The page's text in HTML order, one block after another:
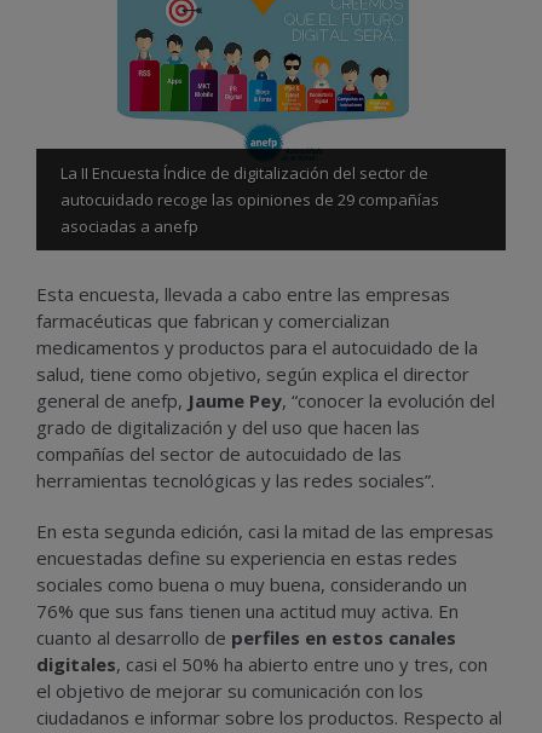
La II Encuesta Índice de digitalización del sector de
autocuidado recoge las opiniones de 29 compañías
asociadas a anefp
Esta encuesta, llevada a cabo entre las empresas
farmacéuticas que fabrican y comercializan
medicamentos y productos para el autocuidado de la
salud, tiene como objetivo, según explica el director
general de anefp, Jaume Pey, “conocer la evolución del
grado de digitalización y del uso que hacen las
compañías del sector de autocuidado de las
herramientas tecnológicas y las redes sociales”.
En esta segunda edición, casi la mitad de las empresas
encuestadas define su experiencia en estas redes
sociales como buena o muy buena, considerando un
76% que sus fans tienen una actitud muy activa. En
cuanto al desarrollo de perfiles en estos canales
digitales, casi el 50% ha abierto entre uno y tres, con
el objetivo de mejorar su comunicación con los
ciudadanos e informar sobre los productos. Respecto al